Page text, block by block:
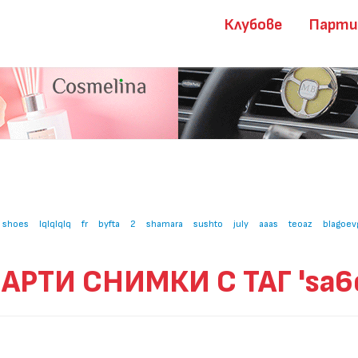
Клубове
shoes lqlqlqlq fr byfta 2 shamara sushto july aaas teoaz
СНИМКИ С ТАГ